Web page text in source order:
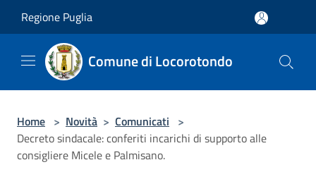
Regione Puglia
Comune di Locorotondo
Home > Novità > Comunicati >
Decreto sindacale: conferiti incarichi di supporto alle
consigliere Micele e Palmisano.